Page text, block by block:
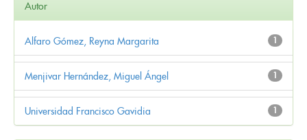
Autor
1
Alfaro Gómez, Reyna Margarita
1
Menjivar Hernández, Miguel Ángel
1
Universidad Francisco Gavidia